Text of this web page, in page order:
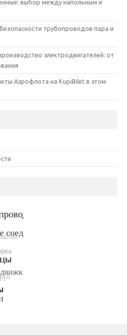
выбор между напольным и
трубопроводов пара и
электродвигателей: от
Аэрофлота на KupiBilet в этом